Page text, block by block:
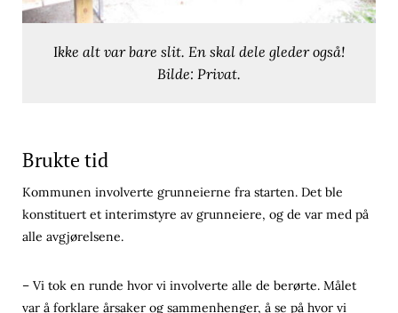
Ikke alt var bare slit. En skal dele gleder også!
Bilde: Privat.
Brukte tid
Kommunen involverte grunneierne fra starten. Det ble
konstituert et interimstyre av grunneiere, og de var med på
alle avgjørelsene.
– Vi tok en runde hvor vi involverte alle de berørte. Målet
var å forklare årsaker og sammenhenger, å se på hvor vi